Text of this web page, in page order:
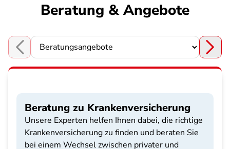
Beratung & Angebote
Choose a section
Beratung zu Krankenversicherung
Unsere Experten helfen Ihnen dabei, die richtige
Krankenversicherung zu finden und beraten Sie
bei einem Wechsel zwischen privater und